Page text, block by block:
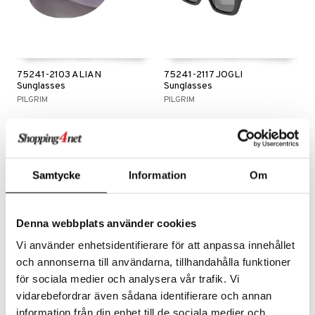
Samtycke Information Om
Denna webbplats använder cookies
Vi använder enhetsidentifierare för att anpassa innehållet
och annonserna till användarna, tillhandahålla funktioner
för sociala medier och analysera vår trafik. Vi
vidarebefordrar även sådana identifierare och annan
information från din enhet till de sociala medier och
75241-2103 ALIAN
Sunglasses
PILGRIM
75241-2117 JOGLI
Sunglasses
PILGRIM
-41%